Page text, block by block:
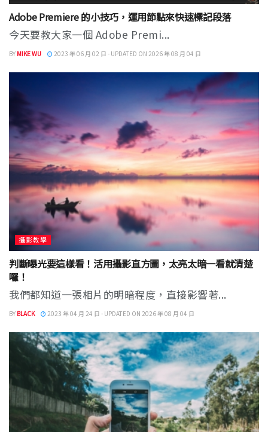
Adobe Premiere 的小技巧，運用節點來快速標記段落
今天要教大家一個 Adobe Premi...
BY MIKE WU 2023 年 06 月 02 日 - UPDATED ON 2026 年 08 月 04 日
攝影教學
判斷曝光要這樣看！活用攝影直方圖，太亮太暗一看就清楚
囉！
我們都知道一張相片的明暗程度，直接影響著...
BY BLACK 2023 年 04 月 24 日 - UPDATED ON 2026 年 08 月 04 日